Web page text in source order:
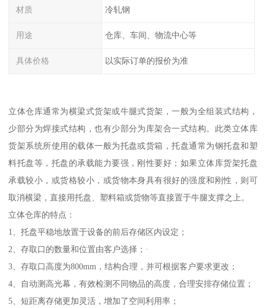
材质 冷轧钢
用途 仓库、车间、物流中心等
具体价格 以实际订单的报价为准
立体仓库通常为横梁式货架或牛腿式货架，一般为全组装式结构，
少部分为焊接式结构，也有少部分为库架合一式结构。此类立体库
货架系统所使用的载体一般为托盘或货箱，托盘通常为钢托盘和塑
料托盘等，托盘的承载能力要强，刚性要好；如果立体库货架托盘
承载较小，或货格较小，或货物本身具有很好的强度和刚性，则可
取消横梁，直接用托盘、塑料箱或货物等直接置于牛腿支撑之上。
立体仓库的特点：
1、托盘平稳地放置于设备的前后存储区内设定；
2、存取口的数量和位置由客户选择；·
3、存取口高度为800mm，结构合理，并可根据客户要求更改；
4、自动测高光幕，有效检测不同物品的高度，合理安排存储位置；
5、短距离存储更加灵活，增加了空间利用率；